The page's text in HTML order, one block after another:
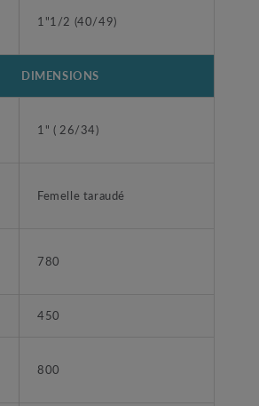
1"1/2 (40/49)
DIMENSIONS
1" ( 26/34)
Femelle taraudé
780
450
800